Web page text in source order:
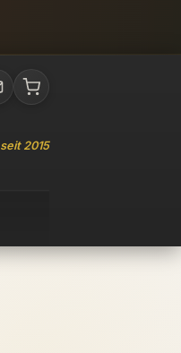
seit 2015